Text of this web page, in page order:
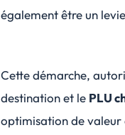
également être un
Cette démarche,
destinationet le PLU
optimisation de